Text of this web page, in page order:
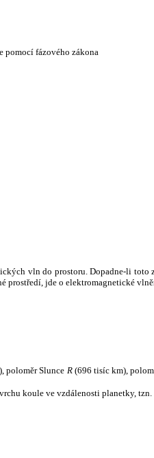
pomocí fázového zákona
vln do prostoru. Dopadne-li toto
prostředí, jde o elektromagnetické
poloměr Slunce R(696 tisíc km),
koule ve vzdálenosti planetky, tzn.